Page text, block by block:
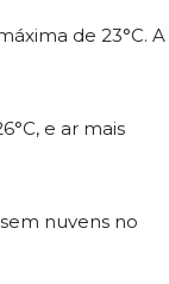
de 23°C. A
e ar mais
nuvens no